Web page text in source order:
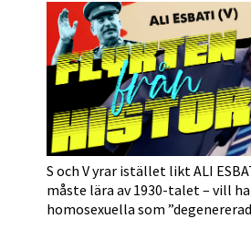
S och V yrar istället likt ALI
måste lära av 1930-talet – vill
homosexuella som